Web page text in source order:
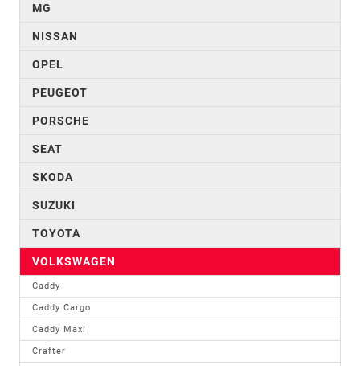
MG
NISSAN
OPEL
PEUGEOT
PORSCHE
SEAT
SKODA
SUZUKI
TOYOTA
VOLKSWAGEN
Caddy
Caddy Cargo
Caddy Maxi
Crafter